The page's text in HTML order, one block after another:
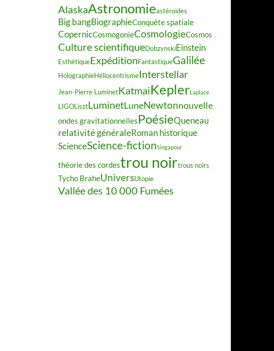
AlaskaAstronomieastéroïdes
Big bangBiographieConquête spatiale
CopernicCosmogonieCosmologieCosmos
Culture scientifiqueDobzynskiEinstein
EsthétiqueExpéditionFantastiqueGalilée
HolographieHéliocentrismeInterstellar
Jean-Pierre LuminetKatmaiKeplerLaplace
LIGOLisztLuminetLuneNewtonnouvelle
ondes gravitationnellesPoésieQueneau
relativité généraleRoman historique
ScienceScience-fictionSingapour
théorie des cordestrou noirtrous noirs
Tycho BraheUniversUtopie
Vallée des 10 000 Fumées